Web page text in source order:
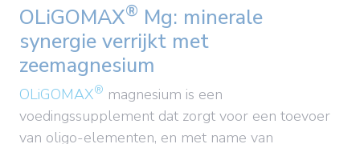
OLiGOMAX® Mg: minerale
synergie verrijkt met
zeemagnesium
OLiGOMAX® magnesium is een
voedingssupplement dat zorgt voor een toevoer
van oligo-elementen, en met name van